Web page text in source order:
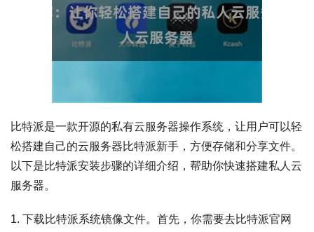
比特派是一款开源的私有云服务器操作系统，让用户可以轻
松搭建自己的云服务器比特派新手，方便存储和分享文件。
以下是比特派安装步骤的详细介绍，帮助你快速搭建私人云
服务器。
1. 下载比特派系统镜像文件。首先，你需要去比特派官网